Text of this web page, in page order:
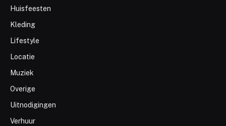
Huisfeesten
Kleding
Lifestyle
Locatie
Muziek
Overige
Uitnodigingen
Verhuur